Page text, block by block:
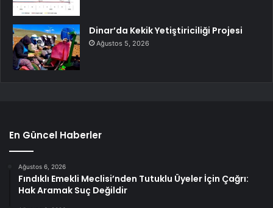
Dinar’da Kekik Yetiştiriciliği Projesi
Ağustos 5, 2026
En Güncel Haberler
Ağustos 6, 2026
Fındıklı Emekli Meclisi’nden Tutuklu Üyeler İçin Çağrı:
Hak Aramak Suç Değildir